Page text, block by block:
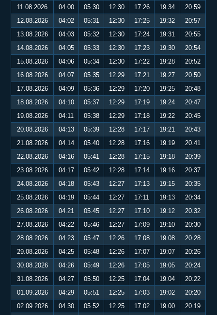
11.08.2026
04:00 05:30 12:30 17:26 19:34
20:59
12.08.2026
04:02 05:31 12:30 17:25 19:32
20:57
13.08.2026
04:03 05:32 12:30 17:24 19:31
20:55
14.08.2026
04:05 05:33 12:30 17:23 19:30
20:54
15.08.2026
04:06 05:34 12:30 17:22 19:28
20:52
16.08.2026
04:07 05:35 12:29 17:21 19:27
20:50
17.08.2026
04:09 05:36 12:29 17:20 19:25
20:48
18.08.2026
04:10 05:37 12:29 17:19 19:24
20:47
19.08.2026
04:11 05:38 12:29 17:18 19:22
20:45
20.08.2026
04:13 05:39 12:28 17:17 19:21
20:43
21.08.2026
04:14 05:40 12:28 17:16 19:19
20:41
22.08.2026
04:16 05:41 12:28 17:15 19:18
20:39
23.08.2026
04:17 05:42 12:28 17:14 19:16
20:37
24.08.2026
04:18 05:43 12:27 17:13 19:15
20:35
25.08.2026
04:19 05:44 12:27 17:11 19:13
20:34
26.08.2026
04:21 05:45 12:27 17:10 19:12
20:32
27.08.2026
04:22 05:46 12:27 17:09 19:10
20:30
28.08.2026
04:23 05:47 12:26 17:08 19:08
20:28
29.08.2026
04:25 05:48 12:26 17:07 19:07
20:26
30.08.2026
04:26 05:49 12:26 17:05 19:05
20:24
31.08.2026
04:27 05:50 12:25 17:04 19:04
20:22
01.09.2026
04:29 05:51 12:25 17:03 19:02
20:20
02.09.2026
04:30 05:52 12:25 17:02 19:00
20:19